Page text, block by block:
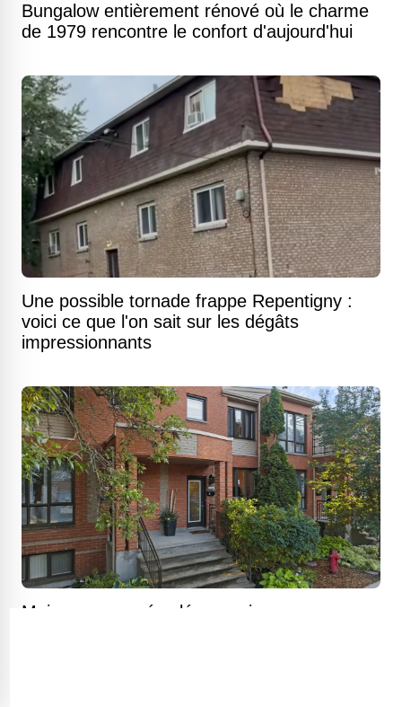
Bungalow entièrement rénové où le charme
de 1979 rencontre le confort d'aujourd'hui
Une possible tornade frappe Repentigny :
voici ce que l'on sait sur les dégâts
impressionnants
Maison en rangée clé en main avec cour